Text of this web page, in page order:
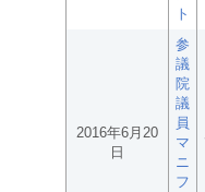
ト
2016年6月20
日
参
議
院
議
員
マ
ニ
フ